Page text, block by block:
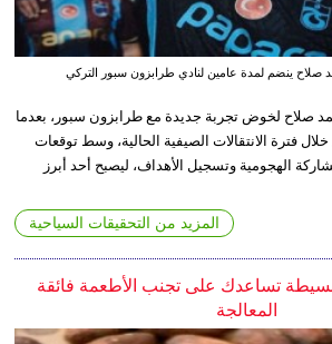
صلاح ينضم لمدة عامين لنادي طرابزون سبور التركي
صلاح لخوض تجربة جديدة مع طرابزون سبور، بعدما
فترة الانتقالات الصيفية الحالية، وسط توقعات
الهجومية وتسجيل الأهداف، ليصبح أحد أبرز
المزيد من التحقيقات السياحية
بسيطة تساعدك على تجنب الأطعمة فائقة
المعالجة